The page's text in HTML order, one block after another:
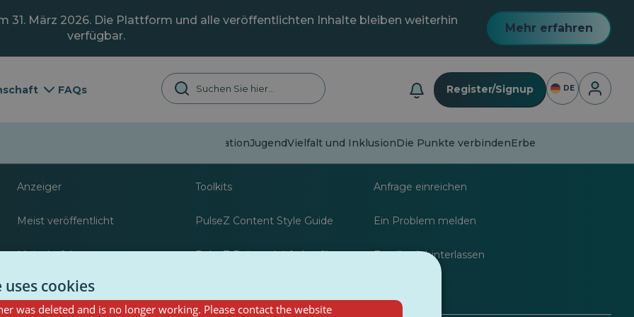
31. März 2026. Die Plattform und alle veröffentlichten Inhalte bleiben weiterhin
verfügbar.
Mehr erfahren
FAQs Register/Signup DE
FehlinformationJugendVielfalt und InklusionDie Punkte verbindenErbe
Anzeiger
Meist veröffentlicht
Meist befolgt
Ressourcen für Journalisten
Toolkits
PulseZ Content Style Guide
PulseZ Beitragsleitfaden für
Anfrage einreichen
Ein Problem melden
Feedback hinterlassen
cookies
was deleted and is no longer working. Please contact the website